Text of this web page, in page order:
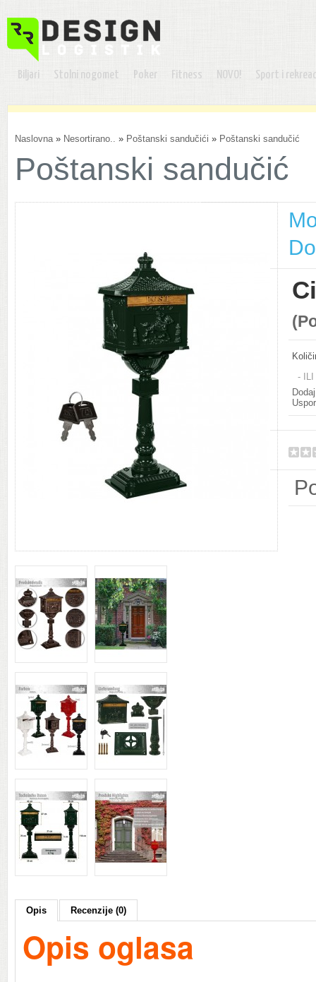
Biljari Stolni nogomet Poker Fitness NOVO! Sport i
Naslovna» Nesortirano.. » Poštanski sandučići » Poštanski sandučić
Poštanski sandučić
-
Opis Recenzije (0)
Opis oglasa